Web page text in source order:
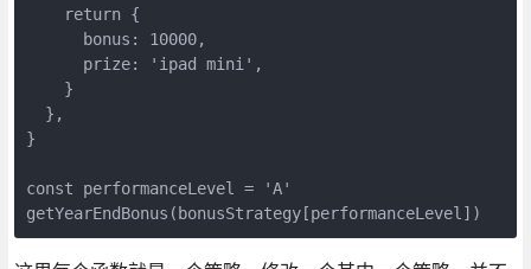
    return {
      bonus: 10000,
      prize: 'ipad mini',
    }
  },
}
const performanceLevel = 'A'
getYearEndBonus(bonusStrategy[performanceLevel])